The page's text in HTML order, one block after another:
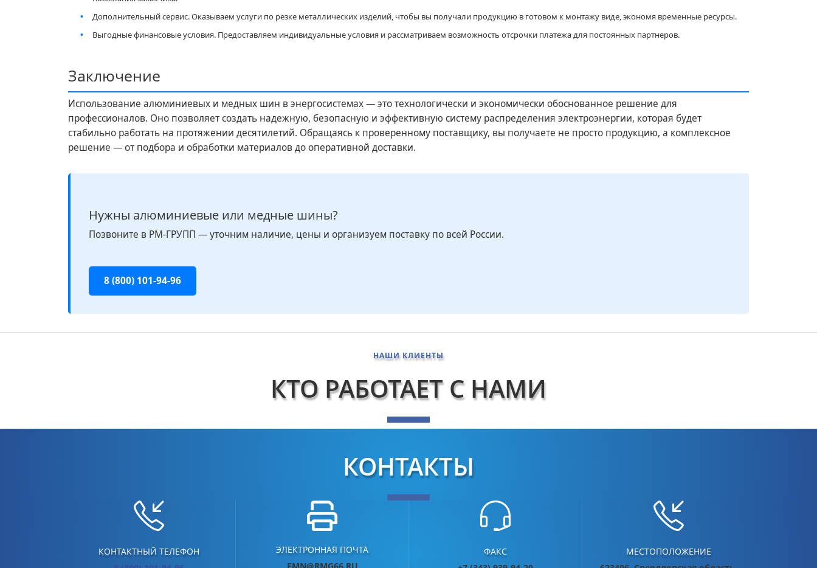
Дополнительный сервис. Оказываем услуги по резке металлических изделий, чтобы вы получали продукцию в готовом к монтажу виде, экономя временные ресурсы.
Выгодные финансовые условия. Предоставляем индивидуальные условия и рассматриваем возможность отсрочки платежа для постоянных партнеров.
Заключение
Использование алюминиевых и медных шин в энергосистемах — это технологически и экономически обоснованное решение для
профессионалов. Оно позволяет создать надежную, безопасную и эффективную систему распределения электроэнергии, которая будет
стабильно работать на протяжении десятилетий. Обращаясь к проверенному поставщику, вы получаете не просто продукцию, а комплексное
решение — от подбора и обработки материалов до оперативной доставки.
Нужны алюминиевые или медные шины?
Позвоните в РМ-ГРУПП — уточним наличие, цены и организуем поставку по всей России.
8 (800) 101-94-96
НАШИ КЛИЕНТЫ
КТО РАБОТАЕТ С НАМИ
КОНТАКТЫ
КОНТАКТНЫЙ ТЕЛЕФОН
ЭЛЕКТРОННАЯ ПОЧТА
ФАКС
МЕСТОПОЛОЖЕНИЕ